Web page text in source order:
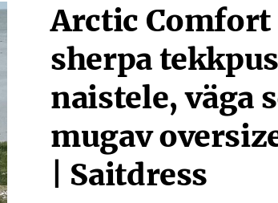
Arctic
sherpa
naistele, väga
mugav
| Saitdress